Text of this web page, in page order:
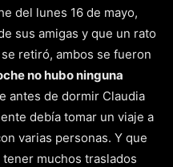
del lunes 16 de mayo,
sus amigas y que un rato
retiró, ambos se fueron
no hubo ninguna
antes de dormir Claudia
debía tomar un viaje a
varias personas. Y que
muchos traslados